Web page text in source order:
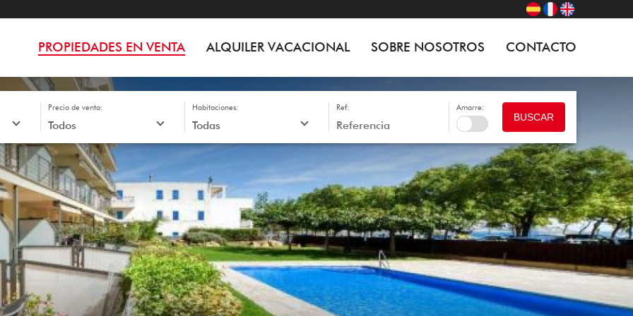
PROPIEDADES EN VENTA ALQUILER VACACIONAL SOBRE NOSOTROS CONTACTO
Precio de venta: Habitaciones: Ref: Amarre:
BUSCAR